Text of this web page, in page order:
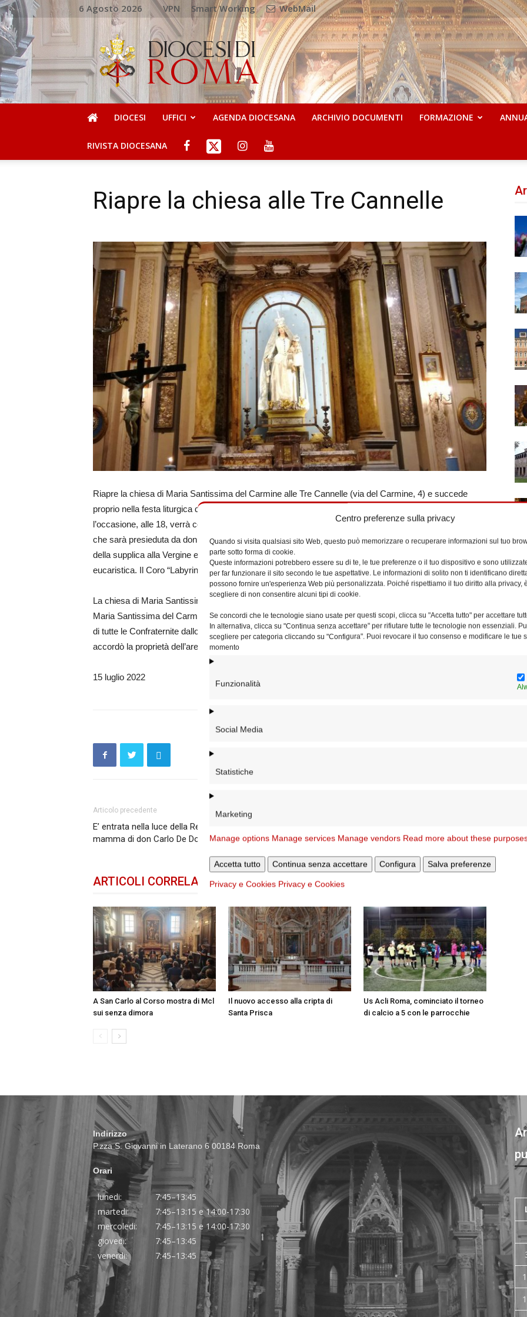
Centro preferenze sulla privacy
Quando si visita qualsiasi sito Web, questo può memorizzare o recuperare informazioni sul tuo
parte sotto forma di cookie.
Queste informazioni potrebbero essere su di te, le tue preferenze o il tuo dispositivo e sono
per far funzionare il sito secondo le tue aspettative. Le informazioni di solito non ti identificano
possono fornire un'esperienza Web più personalizzata. Poiché rispettiamo il tuo diritto alla privacy,
scegliere di non consentire alcuni tipi di cookie.
Se concordi che le tecnologie siano usate per questi scopi, clicca su "Accetta tutto" per accettare
In alternativa, clicca su "Continua senza accettare" per rifiutare tutte le tecnologie non essenziali.
scegliere per categoria cliccando su "Configura". Puoi revocare il tuo consenso e modificare le tue
momento
Funzionalità
Social Media
Statistiche
Marketing
Manage options Manage services Manage vendors Read more about these
Accetta tutto Continua senza accettare Configura Salva preferenze
Privacy e Cookies Privacy e Cookies
6 Agosto 2026 VPN Smart Working WebMail
DIOCESI
DI
ROMA
DIOCESI UFFICI AGENDA DIOCESANA ARCHIVIO DOCUMENTI FORMAZIONE
RIVISTA DIOCESANA
Riapre la chiesa alle Tre Cannelle
Riapre la chiesa di Maria Santissima del Carmine alle Tre Cannelle (via del Carmine, 4) e succede
proprio nella festa liturgica di Nostra Signora del Monte Carmelo, che si celebra il 16 luglio. Per
l’occasione, alle 18, verrà celebrata una Messa in occasione della Beata Vergine Maria Santissima,
che sarà presieduta da don Francesco Tedeschi, cappellano dell’Arciconfraternita. Seguirà la recita
della supplica alla Vergine e l’esposizione del Santissimo Sacramento; infine la benedizione
eucaristica. Il Coro “Labyrintuhus Vocum” accompagnerà la liturgia.
La chiesa di Maria Santissima del Carmine alle Tre Cannelle è sede ufficiale dell’Arciconfraternita di
Maria Santissima del Carmine. Nel 1621 Papa Gregorio XV riconobbe la Confraternita “Madre e capo
di tutte le Confraternite dallo stesso titolo” di tutto il mondo e poi, con un Breve del 3 febbraio 1623, le
accordò la proprietà dell’area della chiesa.
15 luglio 2022
Articolo precedente
E’ entrata nella luce della Resurrezione Vittoria,
mamma di don Carlo De Dominicis
visitare chi è solo
ARTICOLI CORRELATI DELLO STESSO AUTORE
A San Carlo al Corso mostra di Mcl
sui senza dimora
Il nuovo accesso alla cripta di
Santa Prisca
Us Acli Roma, cominciato il torneo
di calcio a 5 con le parrocchie
Indirizzo
P.zza S. Giovanni in Laterano 6 00184 Roma
Orari
lunedi:
7:45–13:45
martedi:
7:45–13:15 e 14:00-17:30
mercoledi:
7:45–13:15 e 14:00-17:30
giovedi:
7:45–13:45
venerdi:
7:45–13:45